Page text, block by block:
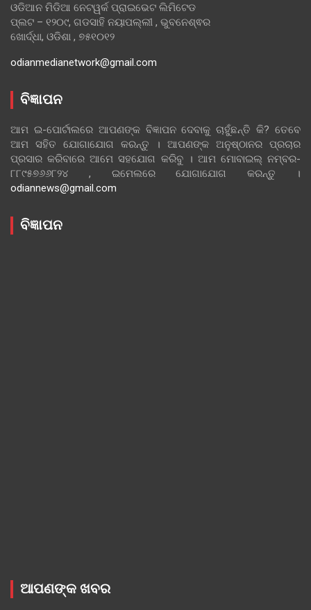
ଓଡିଆନ ମିଡିଆ ନେଟୱର୍କ ପ୍ରାଇଭେଟ ଲିମିଟେଡ
ପ୍ଲଟ – ୧୨୦୯, ଗଡସାହି ନୟାପଲ୍ଲୀ , ଭୁବନେଶ୍ଵର
ଖୋର୍ଦ୍ଧା, ଓଡିଶା , ୭୫୧୦୧୨
odianmedianetwork@gmail.com
ବିଜ୍ଞାପନ
ଆମ ଇ-ପୋର୍ଟାଲରେ ଆପଣଙ୍କ ବିଜ୍ଞାପନ ଦେବାକୁ ଚାହୁଁଛନ୍ତି କି? ତେବେ
ଆମ ସହିତ ଯୋଗାଯୋଗ କରନ୍ତୁ । ଆପଣଙ୍କ ଅନୁଷ୍ଠାନର ପ୍ରଚାର
ପ୍ରସାର କରିବାରେ ଆମେ ସହଯୋଗ କରିବୁ । ଆମ ମୋବାଇଲ୍ ନମ୍ବର-
୮୮୯୫୭୬୬୮୨୪ , ଇମେଲରେ ଯୋଗାଯୋଗ କରନ୍ତୁ ।
odiannews@gmail.com
ବିଜ୍ଞାପନ
ଆପଣଙ୍କ ଖବର